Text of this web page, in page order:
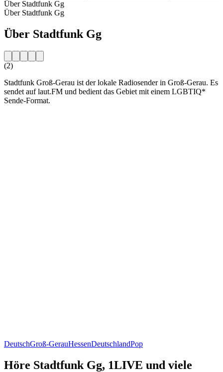
Über Stadtfunk Gg
Über Stadtfunk Gg
Über Stadtfunk Gg
(2)
Stadtfunk Groß-Gerau ist der lokale Radiosender in Groß-Gerau. Es
sendet auf laut.FM und bedient das Gebiet mit einem LGBTIQ*
Sende-Format.
DeutschGroß-GerauHessenDeutschlandPop
Höre Stadtfunk Gg, 1LIVE und viele